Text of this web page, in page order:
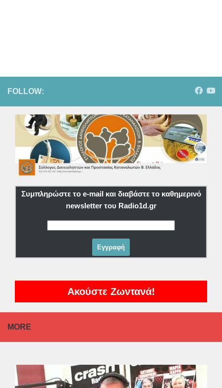
FOLLOW:
Συμπληρώστε το e-mail και διαβάστε το καθημερινό
newsletter του Radio1d.gr
Ακούστε Ζωντανά!
MORE